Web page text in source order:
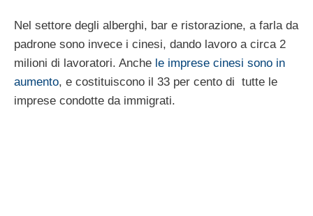
Nel settore degli alberghi, bar e ristorazione, a farla da
padrone sono invece i cinesi, dando lavoro a circa 2
milioni di lavoratori. Anche le imprese cinesi sono in
aumento, e costituiscono il 33 per cento di tutte le
imprese condotte da immigrati.